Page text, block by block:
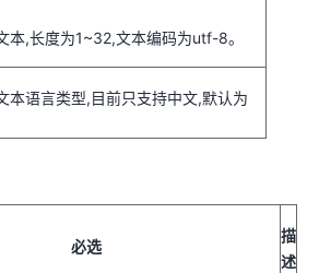
本,长度为1~32,文本编码为utf-8。
本语言类型,目前只支持中文,默认为
必选
描
述